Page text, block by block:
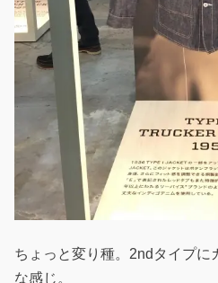
ちょっと変り種。2ndタイプに
な感じ。